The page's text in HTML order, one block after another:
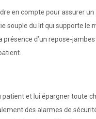
en compte pour assurer un
souple du lit qui supporte le
présence d’un repose-
et lui épargner toute
des alarmes de